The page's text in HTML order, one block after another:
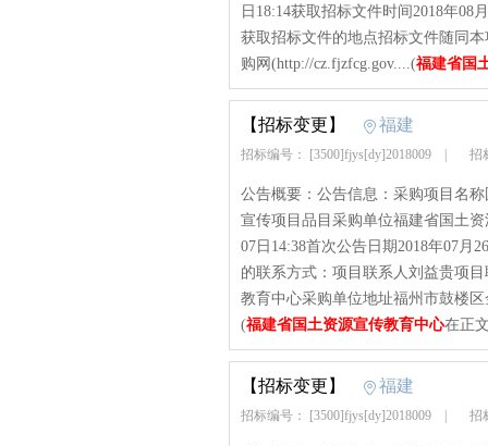
日18:14获取招标文件时间2018年08
获取招标文件的地点招标文件随同
购网(http://cz.fjzfcg.gov....(福建省国
【招标变更】 福建
招标编号： [3500]fjys[dy]2018009 招
公告概要：公告信息：采购项目名
宣传项目品目采购单位福建省国土
07日14:38首次公告日期2018年07月
的联系方式：项目联系人刘益贵项
教育中心采购单位地址福州市鼓楼
(福建省国土资源宣传教育中心在正
【招标变更】 福建
招标编号： [3500]fjys[dy]2018009 招